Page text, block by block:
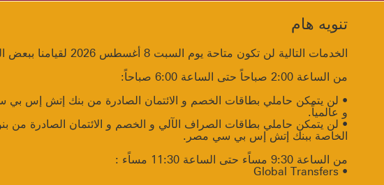
تنويه هام
الخدمات التالية لن تكون متاحة يوم السبت 8 أغسطس 2026 لقيامنا ببعض التحديثات لأنظمتنا:
من الساعة 2:00 صباحاً حتى الساعة 6:00 صباحاً:
• لن يتمكن حاملي بطاقات الخصم و الائتمان الصادرة من بنك إتش إس
و عالمياً.
• لن يتمكن حاملي بطاقات الصراف الآلي و الخصم و الائتمان الصادرة من
الخاصة ببنك إتش إس بي سي مصر.
من الساعة 9:30 مساًء حتى الساعة 11:30 مساًء :
• Global Transfers